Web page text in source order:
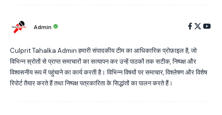
Admin
Culprit Tahalka Admin हमारी संपादकीय टीम का आधिकारिक प्रोफ़ाइल है, जो
विभिन्न स्रोतों से प्राप्त समाचारों का सत्यापन कर उन्हें पाठकों तक सटीक, निष्पक्ष और
विश्वसनीय रूप में पहुंचाने का कार्य करती है। विभिन्न विषयों पर समाचार, विश्लेषण और विशेष
रिपोर्ट तैयार करते हैं तथा निष्पक्ष पत्रकारिता के सिद्धांतों का पालन करते हैं।